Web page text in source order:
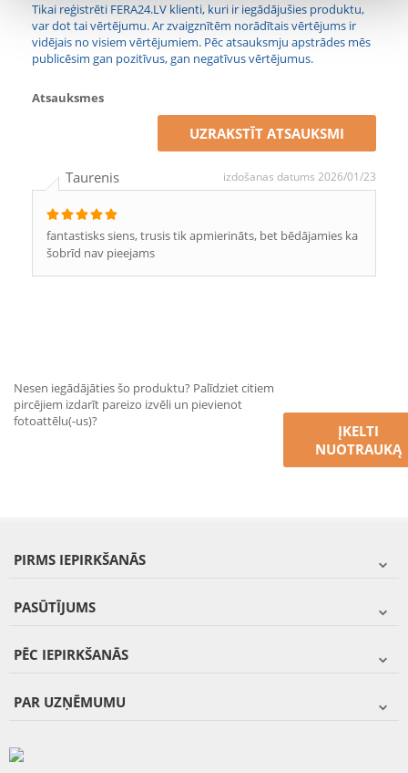
Tikai reģistrēti FERA24.LV klienti, kuri ir iegādājušies produktu,
var dot tai vērtējumu. Ar zvaigznītēm norādītais vērtējums ir
vidējais no visiem vērtējumiem. Pēc atsauksmju apstrādes mēs
publicēsim gan pozitīvus, gan negatīvus vērtējumus.
Atsauksmes
UZRAKSTĪT ATSAUKSMI
Taurenis izdošanas datums 2026/01/23
fantastisks siens, trusis tik apmierināts, bet bēdājamies ka
šobrīd nav pieejams
Nesen iegādājāties šo produktu? Palīdziet citiem
pircējiem izdarīt pareizo izvēli un pievienot
fotoattēlu(-us)?
ĮKELTI
NUOTRAUKĄ
PIRMS IEPIRKŠANĀS
PASŪTĪJUMS
PĒC IEPIRKŠANĀS
PAR UZŅĒMUMU